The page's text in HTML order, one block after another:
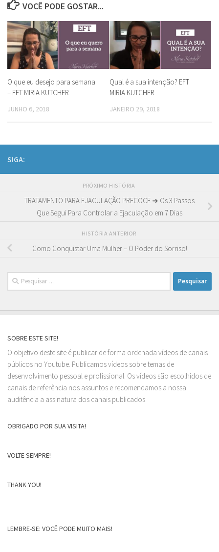
VOCÊ PODE GOSTAR...
O que eu desejo para semana
– EFT MIRIA KUTCHER
JUNHO 6, 2018
Qual é a sua intenção? EFT
MIRIA KUTCHER
JANEIRO 29, 2018
SIGA:
PRÓXIMO HISTÓRIA
TRATAMENTO PARA EJACULAÇÃO PRECOCE ➜ Os 3 Passos
Que Segui Para Controlar a Ejaculação em 7 Dias
HISTÓRIA ANTERIOR
Como Conquistar Uma Mulher – O Poder do Sorriso!
Pesquisar
por:
SOBRE ESTE SITE!
O objetivo deste site é publicar de forma ordenada vídeos de canais
públicos no Youtube. Publicamos vídeos sobre temas de
desenvolvimento pessoal e profissional. Os vídeos são escolhidos de
canais de referência nos assuntos e recomendamos a nossa
auditência a assinatura dos canais publicados.
OBRIGADO POR SUA VISITA!
VOLTE SEMPRE!
THANK YOU!
LEMBRE-SE: VOCÊ PODE MUITO MAIS!